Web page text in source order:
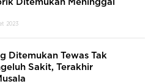
Ditemukan Meninggal
2023
Ditemukan Tewas Tak
Sakit, Terakhir